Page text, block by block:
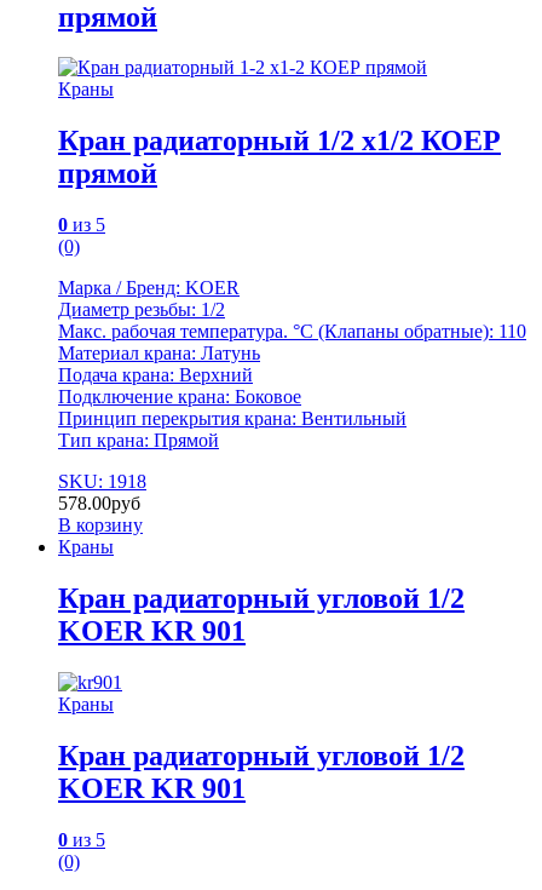
прямой
Краны
Кран радиаторный 1/2 х1/2 КОЕР
прямой
0 из 5
(0)
Марка / Бренд: KOER
Диаметр резьбы: 1/2
Мaкс. рабочая температура. °C (Клапаны обратные): 110
Материал крана: Латунь
Подача крана: Верхний
Подключение крана: Боковое
Принцип перекрытия крана: Вентильный
Тип крана: Прямой
SKU: 1918
578.00руб
В корзину
Краны
Кран радиаторный угловой 1/2
KOER KR 901
Краны
Кран радиаторный угловой 1/2
KOER KR 901
0 из 5
(0)